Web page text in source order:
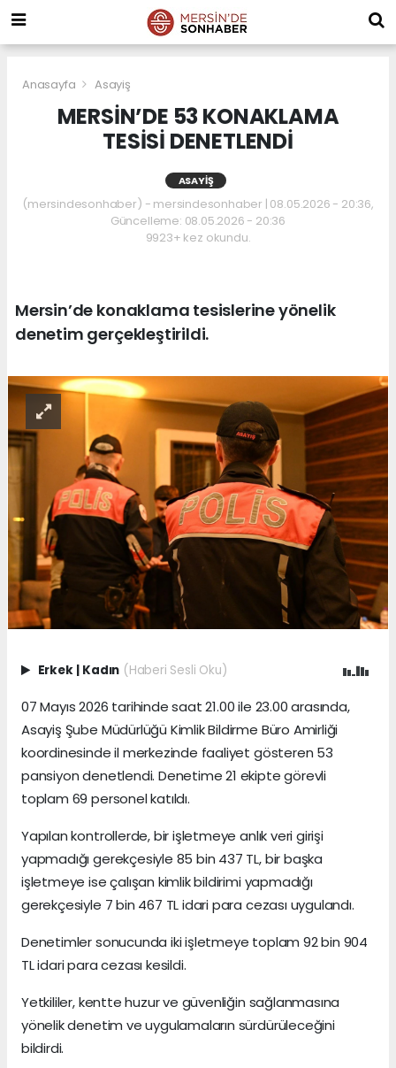
Anasayfa Asayiş
MERSİN’DE 53 KONAKLAMA
TESİSİ DENETLENDİ
ASAYIŞ
(mersindesonhaber) - mersindesonhaber | 08.05.2026 - 20:36,
Güncelleme: 08.05.2026 - 20:36
9923+ kez okundu.
Mersin’de konaklama tesislerine yönelik
denetim gerçekleştirildi.
Erkek Kadın (Haberi Sesli Oku)
07 Mayıs 2026 tarihinde saat 21.00 ile 23.00 arasında,
Asayiş Şube Müdürlüğü Kimlik Bildirme Büro Amirliği
koordinesinde il merkezinde faaliyet gösteren 53
pansiyon denetlendi. Denetime 21 ekipte görevli
toplam 69 personel katıldı.
Yapılan kontrollerde, bir işletmeye anlık veri girişi
yapmadığı gerekçesiyle 85 bin 437 TL, bir başka
işletmeye ise çalışan kimlik bildirimi yapmadığı
gerekçesiyle 7 bin 467 TL idari para cezası uygulandı.
Denetimler sonucunda iki işletmeye toplam 92 bin 904
TL idari para cezası kesildi.
Yetkililer, kentte huzur ve güvenliğin sağlanmasına
yönelik denetim ve uygulamaların sürdürüleceğini
bildirdi.